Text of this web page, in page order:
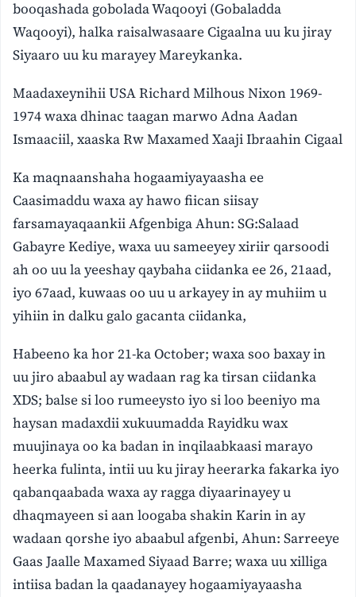
booqashada gobolada Waqooyi (Gobaladda
Waqooyi), halka raisalwasaare Cigaalna uu ku jiray
Siyaaro uu ku marayey Mareykanka.
Maadaxeynihii USA Richard Milhous Nixon 1969-
1974 waxa dhinac taagan marwo Adna Aadan
Ismaaciil, xaaska Rw Maxamed Xaaji Ibraahin Cigaal
Ka maqnaanshaha hogaamiyayaasha ee
Caasimaddu waxa ay hawo fiican siisay
farsamayaqaankii Afgenbiga Ahun: SG:Salaad
Gabayre Kediye, waxa uu sameeyey xiriir qarsoodi
ah oo uu la yeeshay qaybaha ciidanka ee 26, 21aad,
iyo 67aad, kuwaas oo uu u arkayey in ay muhiim u
yihiin in dalku galo gacanta ciidanka,
Habeeno ka hor 21-ka October; waxa soo baxay in
uu jiro abaabul ay wadaan rag ka tirsan ciidanka
XDS; balse si loo rumeeysto iyo si loo beeniyo ma
haysan madaxdii xukuumadda Rayidku wax
muujinaya oo ka badan in inqilaabkaasi marayo
heerka fulinta, intii uu ku jiray heerarka fakarka iyo
qabanqaabada waxa ay ragga diyaarinayey u
dhaqmayeen si aan loogaba shakin Karin in ay
wadaan qorshe iyo abaabul afgenbi, Ahun: Sarreeye
Gaas Jaalle Maxamed Siyaad Barre; waxa uu xilliga
intiisa badan la qaadanayey hogaamiyayaasha